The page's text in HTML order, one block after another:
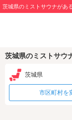
茨城県のミストサウナがあ
茨城県のミストサウ
茨城県
市区町村を